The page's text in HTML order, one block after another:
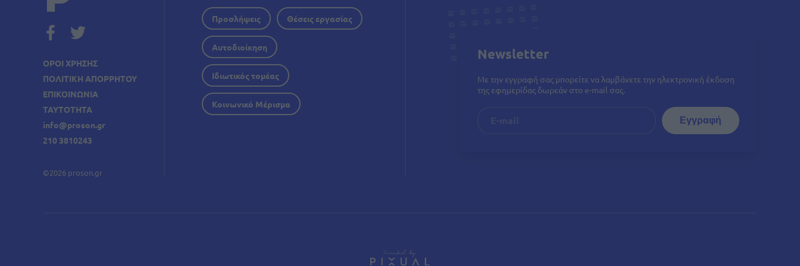
ΟΡΟΙ ΧΡΗΣΗΣ
ΠΟΛΙΤΙΚΗ ΑΠΟΡΡΗΤΟΥ
ΕΠΙΚΟΙΝΩΝΙΑ
ΤΑΥΤΟΤΗΤΑ
info@proson.gr
210 3810243
©2026 proson.gr
Προσλήψεις Θέσεις εργασίας
Αυτοδιοίκηση
Ιδιωτικός τομέας
Κοινωνικό Μέρισμα
Newsletter
Με την εγγραφή σας μπορείτε να λαμβάνετε την ηλεκτρονική έκδοση
της εφημερίδας δωρεάν στο e-mail σας.